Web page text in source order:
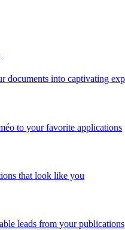
documents into captivating
to your favorite applications
that look like you
leads from your publications